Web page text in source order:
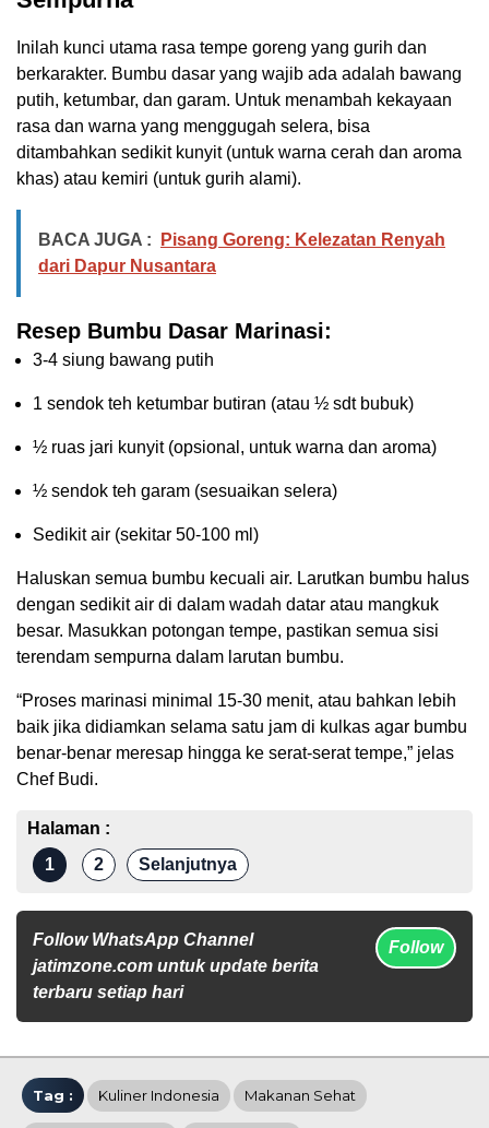
Inilah kunci utama rasa tempe goreng yang gurih dan
berkarakter. Bumbu dasar yang wajib ada adalah bawang
putih, ketumbar, dan garam. Untuk menambah kekayaan
rasa dan warna yang menggugah selera, bisa
ditambahkan sedikit kunyit (untuk warna cerah dan aroma
khas) atau kemiri (untuk gurih alami).
BACA JUGA :
Pisang Goreng: Kelezatan Renyah
dari Dapur Nusantara
Resep Bumbu Dasar Marinasi:
3-4 siung bawang putih
1 sendok teh ketumbar butiran (atau ½ sdt bubuk)
½ ruas jari kunyit (opsional, untuk warna dan aroma)
½ sendok teh garam (sesuaikan selera)
Sedikit air (sekitar 50-100 ml)
Haluskan semua bumbu kecuali air. Larutkan bumbu halus
dengan sedikit air di dalam wadah datar atau mangkuk
besar. Masukkan potongan tempe, pastikan semua sisi
terendam sempurna dalam larutan bumbu.
“Proses marinasi minimal 15-30 menit, atau bahkan lebih
baik jika didiamkan selama satu jam di kulkas agar bumbu
benar-benar meresap hingga ke serat-serat tempe,” jelas
Chef Budi.
Halaman :
1
2 Selanjutnya
Follow WhatsApp Channel
jatimzone.com untuk update berita
terbaru setiap hari
Follow
Tag : Kuliner Indonesia Makanan Sehat